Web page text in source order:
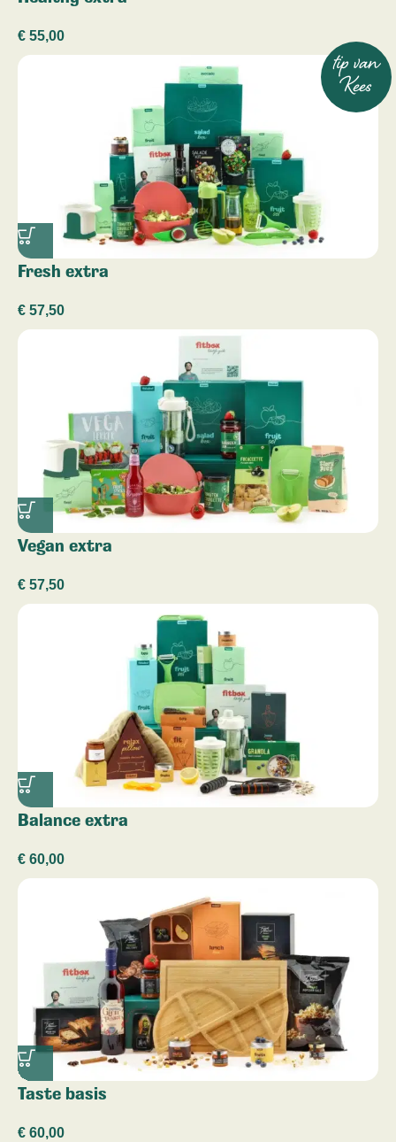
€ 55,00
Fresh extra
€ 57,50
tip van
Kees
Vegan extra
€ 57,50
Balance extra
€ 60,00
Taste basis
€ 60,00